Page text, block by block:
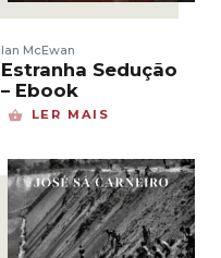
Ian McEwan
Estranha Sedução
– Ebook
LER MAIS